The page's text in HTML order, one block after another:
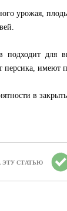
урожая,
подходит для
персика,
в
ЭТУ СТАТЬЮ